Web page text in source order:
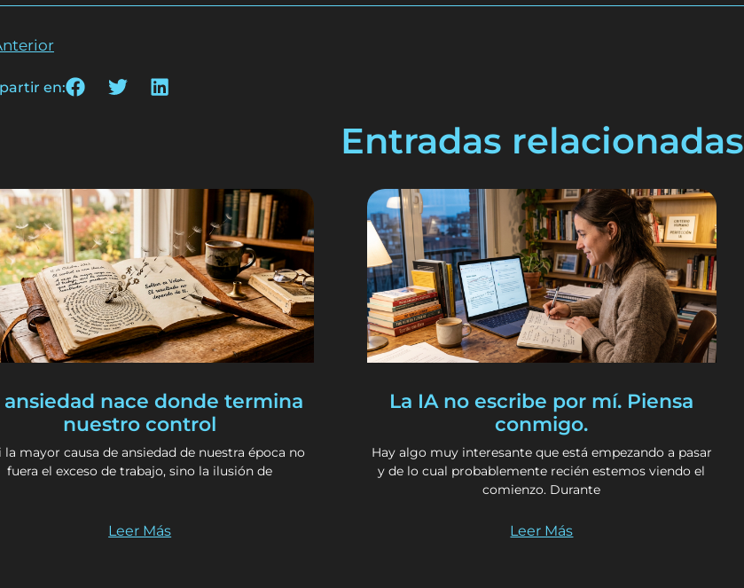
en:
Entradas relacionadas
ansiedad nace donde termina
nuestro control
la mayor causa de ansiedad de nuestra época no
fuera el exceso de trabajo, sino la ilusión de
Leer Más
La IA no escribe por mí. Piensa
conmigo.
Hay algo muy interesante que está empezando a pasar
y de lo cual probablemente recién estemos viendo el
comienzo. Durante
Leer Más